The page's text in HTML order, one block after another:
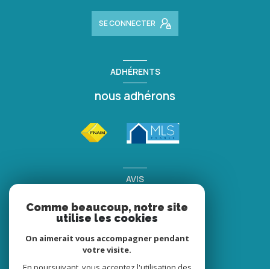
SE CONNECTER
ADHÉRENTS
nous adhérons
AVIS
clients
Comme beaucoup, notre site
utilise les cookies
On aimerait vous accompagner pendant
votre visite.